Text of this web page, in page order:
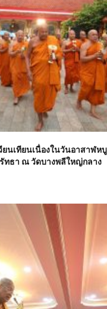
นเทียนเนื่องในวันอาสาฬห
ทธา ณ วัดบางพลีใหญ่กลาง